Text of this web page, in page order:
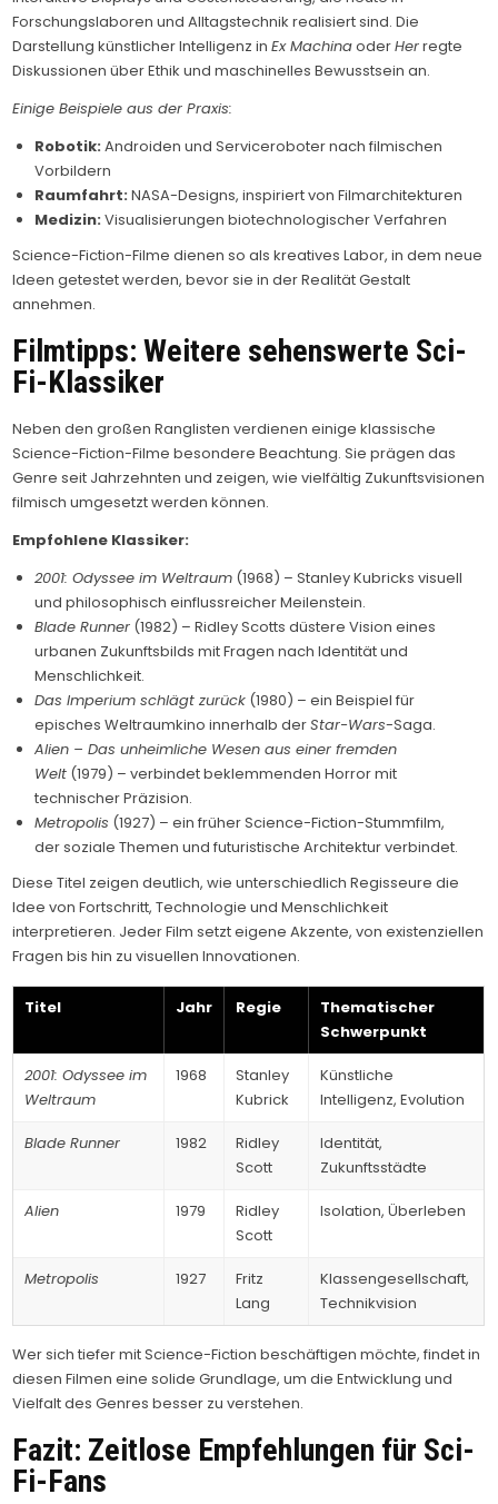
Forschungslaboren und Alltagstechnik realisiert sind. Die
Darstellung künstlicher Intelligenz inEx MachinaoderHerregte
Diskussionen über Ethik und maschinelles Bewusstsein an.
Einige Beispiele aus der Praxis:
Robotik:Androiden und Serviceroboter nach filmischen
Vorbildern
Raumfahrt:NASA-Designs, inspiriert von Filmarchitekturen
Medizin:Visualisierungen biotechnologischer Verfahren
Science-Fiction-Filme dienen so als kreatives Labor, in dem neue
Ideen getestet werden, bevor sie in der Realität Gestalt
annehmen.
Filmtipps: Weitere sehenswerte Sci-
Fi-Klassiker
Neben den großen Ranglisten verdienen einige klassische
Science-Fiction-Filme besondere Beachtung. Sie prägen das
Genre seit Jahrzehnten und zeigen, wie vielfältig Zukunftsvisionen
filmisch umgesetzt werden können.
Empfohlene Klassiker:
2001: Odyssee im Weltraum (1968) – Stanley Kubricks visuell
und philosophisch einflussreicher Meilenstein.
Blade Runner (1982) – Ridley Scotts düstere Vision eines
urbanen Zukunftsbilds mit Fragen nach Identität und
Menschlichkeit.
Das Imperium schlägt zurück (1980) – ein Beispiel für
episches Weltraumkino innerhalb derStar-Wars-Saga.
Alien – Das unheimliche Wesen aus einer fremden
Welt (1979) – verbindet beklemmenden Horror mit
technischer Präzision.
Metropolis (1927) – ein früher Science-Fiction-Stummfilm,
der soziale Themen und futuristische Architektur verbindet.
Diese Titel zeigen deutlich, wie unterschiedlich Regisseure die
Idee von Fortschritt, Technologie und Menschlichkeit
interpretieren. Jeder Film setzt eigene Akzente, von existenziellen
Fragen bis hin zu visuellen Innovationen.
Titel Jahr Regie
Thematischer
Schwerpunkt
2001: Odyssee im
Weltraum
1968
Stanley
Kubrick
Künstliche
Intelligenz, Evolution
Blade Runner 1982
Ridley
Scott
Identität,
Zukunftsstädte
Alien 1979
Ridley
Scott
Isolation, Überleben
Metropolis 1927
Fritz
Lang
Klassengesellschaft,
Technikvision
Wer sich tiefer mit Science-Fiction beschäftigen möchte, findet in
diesen Filmen eine solide Grundlage, um die Entwicklung und
Vielfalt des Genres besser zu verstehen.
Fazit: Zeitlose Empfehlungen für Sci-
Fi-Fans